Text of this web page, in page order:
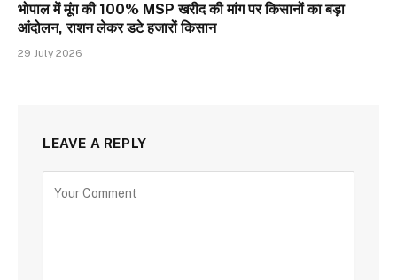
भोपाल में मूंग की 100% MSP खरीद की मांग पर किसानों का बड़ा
आंदोलन, राशन लेकर डटे हजारों किसान
29 July 2026
LEAVE A REPLY